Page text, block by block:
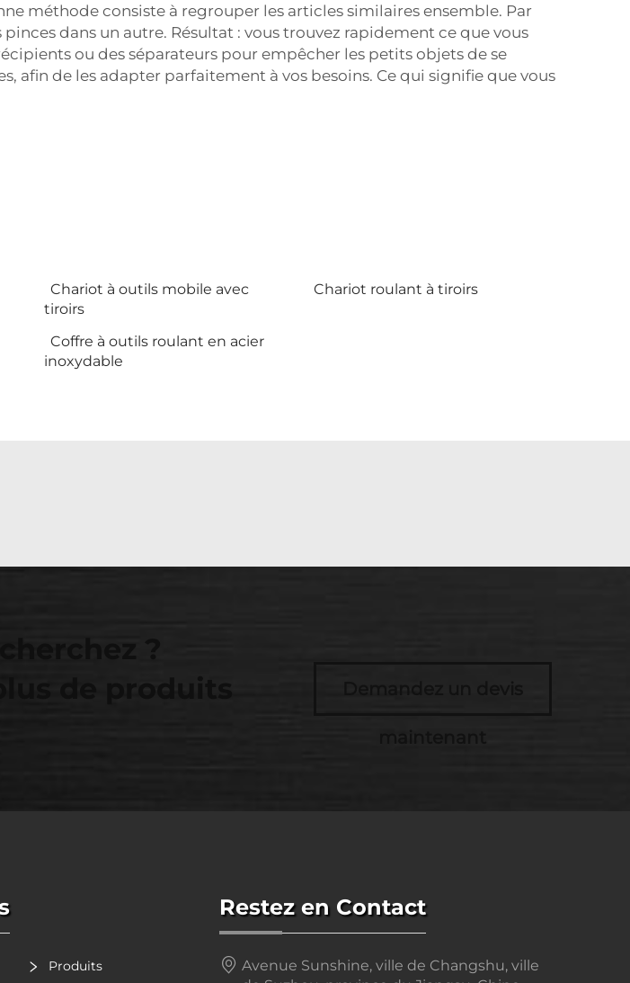
méthode consiste à regrouper les articles similaires ensemble. Par
dans un autre. Résultat : vous trouvez rapidement ce que vous
ou des séparateurs pour empêcher les petits objets de se
afin de les adapter parfaitement à vos besoins. Ce qui signifie que vous
Chariot à outils mobile avec
tiroirs
Chariot roulant à tiroirs
Coffre à outils roulant en acier
inoxydable
Produits
Restez en Contact
Avenue Sunshine, ville de Changshu, ville